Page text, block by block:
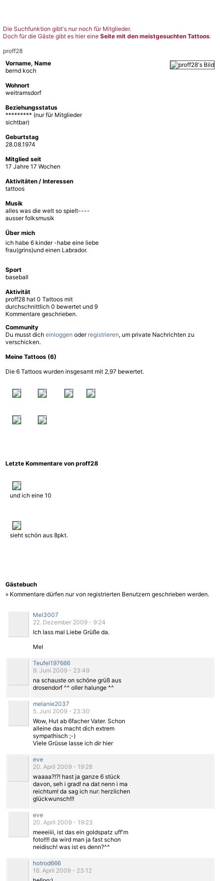
Die Suchfunktion gibt's nur noch für Mitglieder.
Doch für die Gäste gibt es hier eine Seite mit den meistgesuchten Tattoos.
proff28
Vorname, Name
bernd koch
Wohnort
weitramsdorf
Beziehungsstatus
********* (nur für Mitglieder
sichtbar)
Geburtstag
28.08.1974
Mitglied seit
17 Jahre 17 Wochen
Aktivitäten / Interessen
tattoos
Musik
alles was die welt so spielt----
ausser folksmusik
Über mich
ich habe 6 kinder -habe eine liebe
frau(grins)und einen Labrador.
Sport
baseball
Aktivität
proff28 hat 0 Tattoos mit
durchschnittlich 0 bewertet und 9
Kommentare geschrieben.
Community
Du musst dich einloggen oder registrieren, um private Nachrichten zu
verschicken.
Meine Tattoos (6)
Die 6 Tattoos wurden insgesamt mit 2,97 bewertet.
Letzte Kommentare von proff28
und ich eine 10
sieht schön aus 8pkt.
Gästebuch
» Kommentare dürfen nur von registrierten Benutzern geschrieben werden.
Mel3007
22. Dezember 2009 - 9:24
Ich lass mal Liebe Grüße da.
Mel
Teufel197666
9. Juni 2009 - 23:49
na schauste on schöne grüß aus
drosendorf ^^ oller halunge ^^
melanie2037
5. Juni 2009 - 23:30
Wow, Hut ab 6facher Vater. Schon
alleine das macht dich extrem
sympathisch ;-)
Viele Grüsse lasse ich dir hier
eve
20. April 2009 - 19:28
waaaa?!?! hast ja ganze 6 stück
davon, seh i grad! na dat nenn i ma
reichtum! da sag ich nur: herzlichen
glückwunsch!!!
eve
20. April 2009 - 19:23
meeeiiii, ist das ein goldspatz uff'm
foto!!!! da wird man ja fast schon
neidisch! was ist es denn?^^
hotrod666
16. April 2009 - 23:12